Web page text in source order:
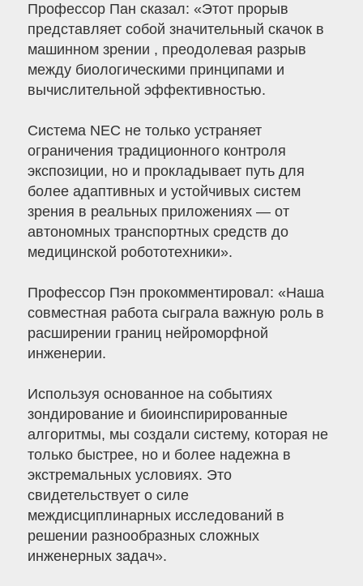
Профессор Пан сказал: «Этот прорыв
представляет собой значительный скачок в
машинном зрении , преодолевая разрыв
между биологическими принципами и
вычислительной эффективностью.
Система NEC не только устраняет
ограничения традиционного контроля
экспозиции, но и прокладывает путь для
более адаптивных и устойчивых систем
зрения в реальных приложениях — от
автономных транспортных средств до
медицинской робототехники».
Профессор Пэн прокомментировал: «Наша
совместная работа сыграла важную роль в
расширении границ нейроморфной
инженерии.
Используя основанное на событиях
зондирование и биоинспирированные
алгоритмы, мы создали систему, которая не
только быстрее, но и более надежна в
экстремальных условиях. Это
свидетельствует о силе
междисциплинарных исследований в
решении разнообразных сложных
инженерных задач».